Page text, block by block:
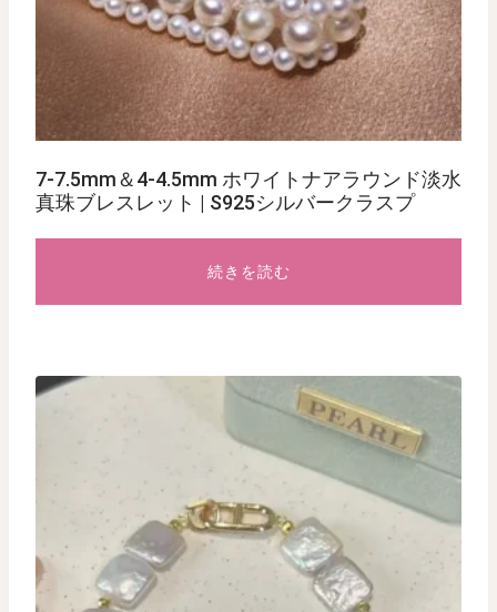
7-7.5mm＆4-4.5mm ホワイトナアラウンド淡水
真珠ブレスレット | S925シルバークラスプ
続きを読む